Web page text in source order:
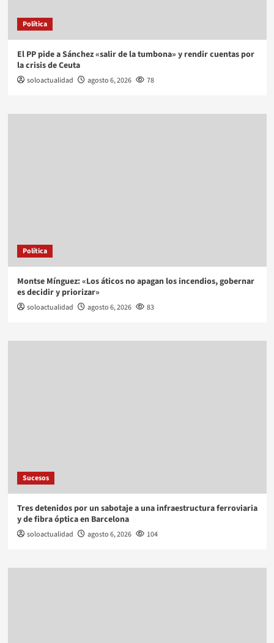
Política
El PP pide a Sánchez «salir de la tumbona» y rendir cuentas por
la crisis de Ceuta
soloactualidad agosto 6, 2026 78
Política
Montse Mínguez: «Los áticos no apagan los incendios, gobernar
es decidir y priorizar»
soloactualidad agosto 6, 2026 83
Sucesos
Tres detenidos por un sabotaje a una infraestructura ferroviaria
y de fibra óptica en Barcelona
soloactualidad agosto 6, 2026 104